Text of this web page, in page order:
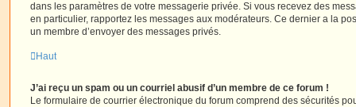
dans les paramètres de votre messagerie privée. Si vous recevez des
en particulier, rapportez les messages aux modérateurs. Ce dernier a la
un membre d’envoyer des messages privés.
Haut
J’ai reçu un spam ou un courriel abusif d’un membre de ce forum !
Le formulaire de courrier électronique du forum comprend des sécurités